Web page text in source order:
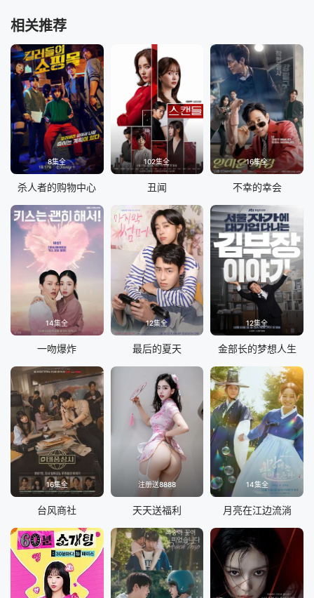
相关推荐
8集全
杀人者的购物中心
102集全
丑闻
16集全
不幸的幸会
14集全
一吻爆炸
12集全
最后的夏天
12集全
金部长的梦想人生
16集全
台风商社
注册送8888
天天送福利
14集全
月亮在江边流淌